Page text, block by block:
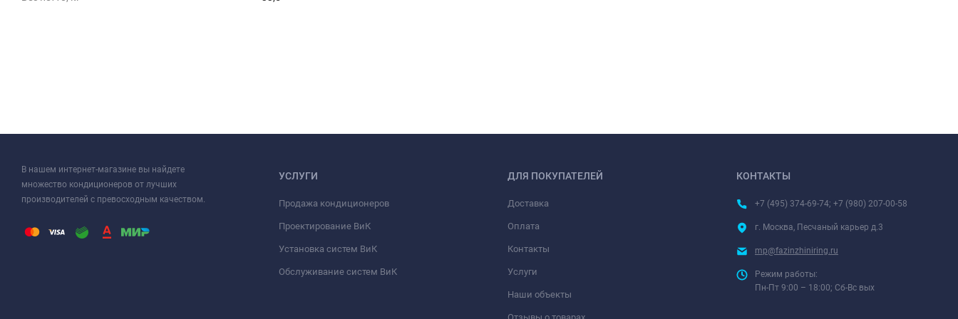
В нашем интернет-магазине вы найдете
множество кондиционеров от лучших
производителей с превосходным качеством.
УСЛУГИ
Продажа кондиционеров
Проектирование ВиК
Установка систем ВиК
Обслуживание систем ВиК
ДЛЯ ПОКУПАТЕЛЕЙ
Доставка
Оплата
Контакты
Услуги
Наши объекты
КОНТАКТЫ
+7 (495) 374-69-74; +7 (980) 207-00-58
г. Москва, Песчаный карьер д.3
mp@fazinzhiniring.ru
Режим работы:
Пн-Пт 9:00 – 18:00; Сб-Вс вых